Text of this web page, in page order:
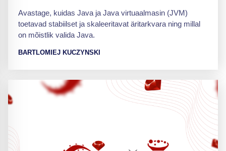
Avastage, kuidas Java ja Java virtuaalmasin (JVM)
toetavad stabiilset ja skaleeritavat äritarkvara ning millal
on mõistlik valida Java.
BARTLOMIEJ KUCZYNSKI